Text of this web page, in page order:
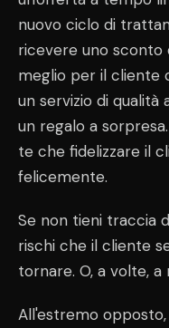
nuovo ciclo di
ricevere uno sconto
meglio per il cliente
un servizio di
un regalo a
te che fidelizzare il
felicemente.
Se non tieni traccia
rischi che il cliente
tornare. O, a volte,
All'estremo